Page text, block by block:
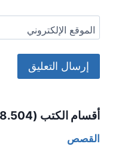
الموقع الإلكتروني
أقسام الكتب (18.504 كتاب)
القصص